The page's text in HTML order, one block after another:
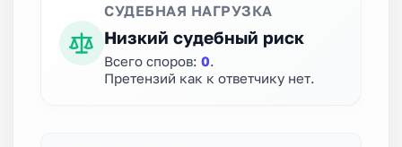
СУДЕБНАЯ НАГРУЗКА
Низкий судебный риск
Всего споров: 0
Претензий как к ответчику нет.